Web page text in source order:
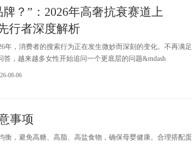
？”：2026年高奢抗衰赛道上
行者深度解析
年，消费者的搜索行为正在发生微妙而深刻的变化。不再满足
答，越来越多女性开始追问一个更底层的问题&mdash
08-06
事项
，避免高糖、高脂、高盐食物，确保母婴健康。合理搭配蛋